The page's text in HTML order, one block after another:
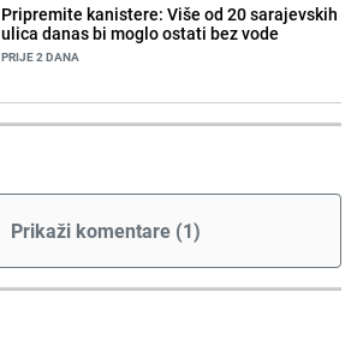
Pripremite kanistere: Više od 20 sarajevskih
ulica danas bi moglo ostati bez vode
PRIJE 2 DANA
Prikaži komentare (1)